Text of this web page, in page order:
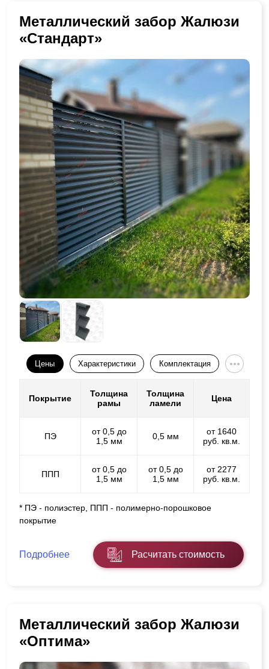
Металлический забор Жалюзи
«Стандарт»
Цены Характеристики Комплектация
Покрытие
Толщина
рамы
Толщина
ламели
Цена
ПЭ
от 0,5 до
1,5 мм
0,5 мм
от 1640
руб. кв.м.
ППП
от 0,5 до
1,5 мм
от 0,5 до
1,5 мм
от 2277
руб. кв.м.
* ПЭ - полиэстер, ППП - полимерно-порошковое
покрытие
Подробнее Расчитать стоимость
Металлический забор Жалюзи
«Оптима»